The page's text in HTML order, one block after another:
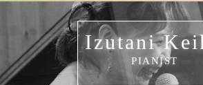
Izutani
PIANIST